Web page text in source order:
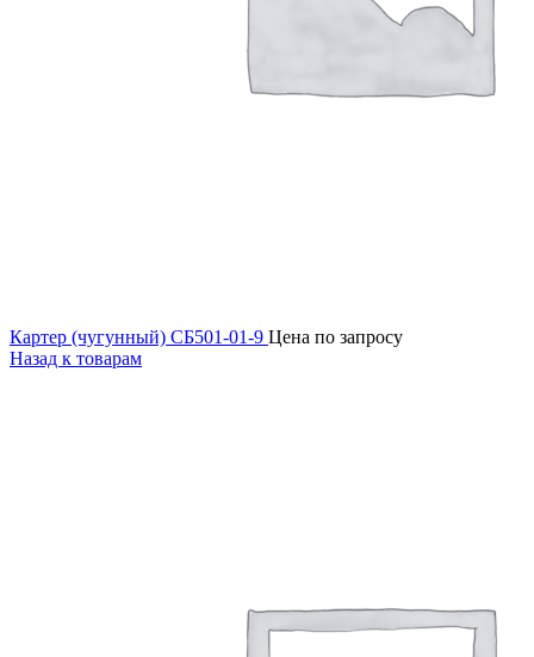
Картер (чугунный) СБ501-01-9 Цена по запросу
Назад к товарам